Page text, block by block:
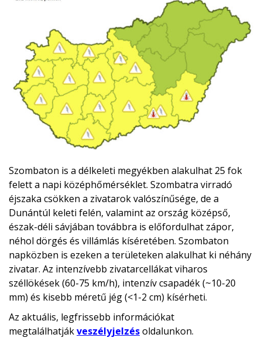
Szombaton is a délkeleti megyékben alakulhat 25 fok
felett a napi középhőmérséklet. Szombatra virradó
éjszaka csökken a zivatarok valószínűsége, de a
Dunántúl keleti felén, valamint az ország középső,
észak-déli sávjában továbbra is előfordulhat zápor,
néhol dörgés és villámlás kíséretében. Szombaton
napközben is ezeken a területeken alakulhat ki néhány
zivatar. Az intenzívebb zivatarcellákat viharos
széllökések (60-75 km/h), intenzív csapadék (~10-20
mm) és kisebb méretű jég (<1-2 cm) kísérheti.
Az aktuális, legfrissebb információkat
megtalálhatjákveszélyjelzésoldalunkon.